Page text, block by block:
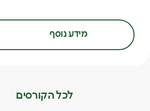
לכל הקורסים
מידע נוסף